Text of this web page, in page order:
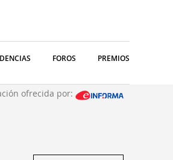
FOROS PREMIOS
ofrecida por: